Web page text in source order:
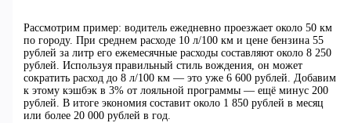
Рассмотрим пример: водитель ежедневно проезжает около 50 км
по городу. При среднем расходе 10 л/100 км и цене бензина 55
рублей за литр его ежемесячные расходы составляют около 8 250
рублей. Используя правильный стиль вождения, он может
сократить расход до 8 л/100 км — это уже 6 600 рублей. Добавим
к этому кэшбэк в 3% от лояльной программы — ещё минус 200
рублей. В итоге экономия составит около 1 850 рублей в месяц
или более 20 000 рублей в год.